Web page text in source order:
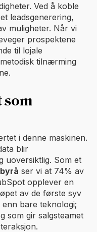
Ved å koble
leadsgenerering,
muligheter. Når vi
prospektene
til lojale
tilnærming
som
i denne maskinen.
blir
uoversiktlig. Som et
ser vi at 74% av
opplever en
av de første syv
bare teknologi;
som gir salgsteamet